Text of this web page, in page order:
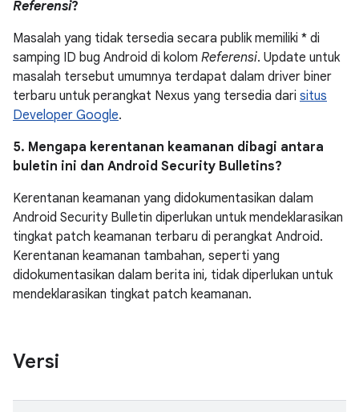
Referensi?
Masalah yang tidak tersedia secara publik memiliki * di
samping ID bug Android di kolom Referensi. Update untuk
masalah tersebut umumnya terdapat dalam driver biner
terbaru untuk perangkat Nexus yang tersedia dari situs
Developer Google.
5. Mengapa kerentanan keamanan dibagi antara
buletin ini dan Android Security Bulletins?
Kerentanan keamanan yang didokumentasikan dalam
Android Security Bulletin diperlukan untuk mendeklarasikan
tingkat patch keamanan terbaru di perangkat Android.
Kerentanan keamanan tambahan, seperti yang
didokumentasikan dalam berita ini, tidak diperlukan untuk
mendeklarasikan tingkat patch keamanan.
Versi